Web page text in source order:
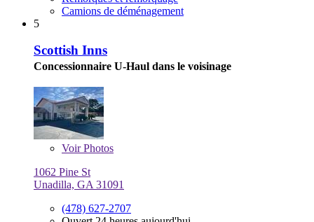
Camions de déménagement
5
Scottish Inns
Concessionnaire U-Haul dans le voisinage
VoirPhotos
1062 Pine St
Unadilla, GA 31091
(478) 627-2707